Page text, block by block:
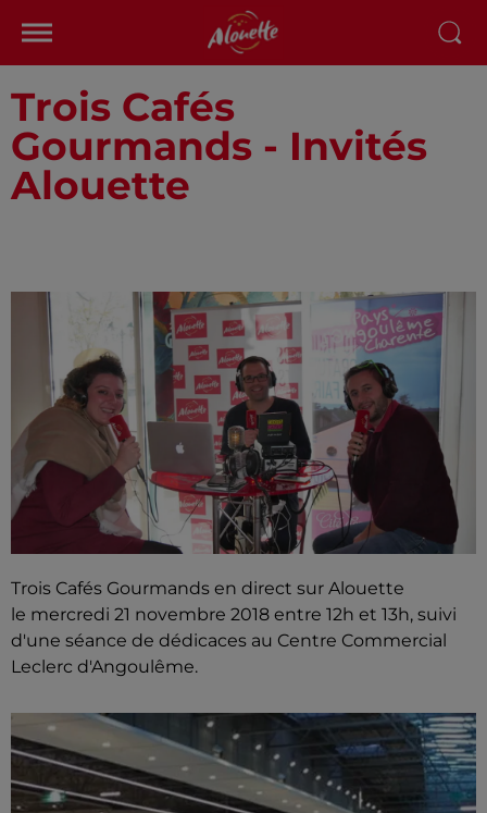
Trois Cafés
Gourmands - Invités
Alouette
Trois Cafés Gourmands en direct sur Alouette
le mercredi 21 novembre 2018 entre 12h et 13h, suivi
d'une séance de dédicaces au Centre Commercial
Leclerc d'Angoulême.